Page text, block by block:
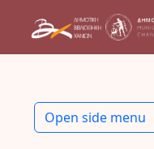
Open side menu